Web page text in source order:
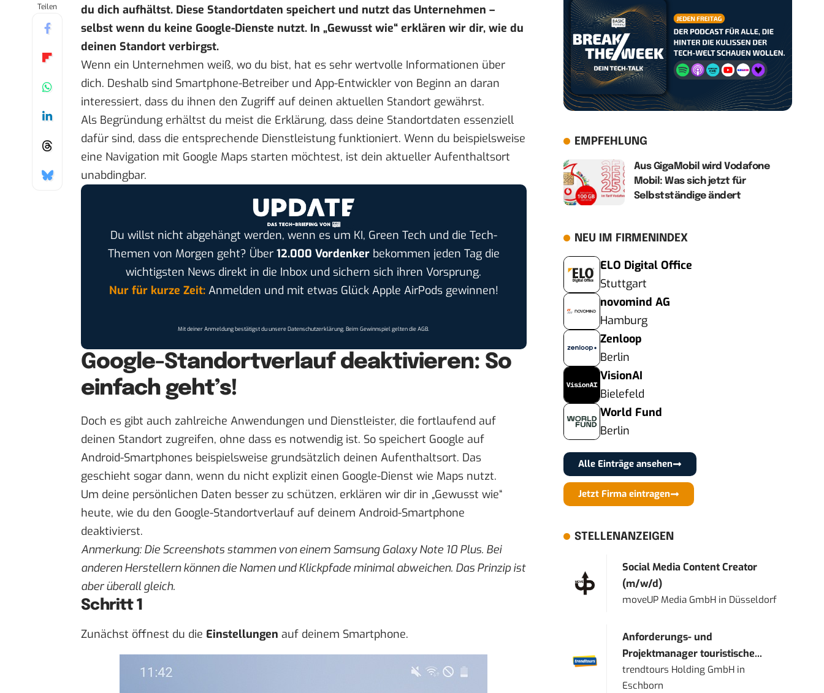
Teilen
du dich aufhältst. Diese Standortdaten speichert und nutzt das Unternehmen –
selbst wenn du keine Google-Dienste nutzt. In „Gewusst wie“ erklären wir dir, wie du
deinen Standort verbirgst.
Wenn ein Unternehmen weiß, wo du bist, hat es sehr wertvolle Informationen über
dich. Deshalb sind Smartphone-Betreiber und App-Entwickler von Beginn an daran
interessiert, dass du ihnen den Zugriff auf deinen aktuellen Standort gewährst.
Als Begründung erhältst du meist die Erklärung, dass deine Standortdaten essenziell
dafür sind, dass die entsprechende Dienstleistung funktioniert. Wenn du beispielsweise
eine Navigation mit Google Maps starten möchtest, ist dein aktueller Aufenthaltsort
unabdingbar.
Du willst nicht abgehängt werden, wenn es um KI, Green Tech und die Tech-
Themen von Morgen geht? Über 12.000 Vordenkerbekommen jeden Tag die
wichtigsten News direkt in die Inbox und sichern sich ihren Vorsprung.
Nur für kurze Zeit:Anmelden und mit etwas Glück Apple AirPods gewinnen!
Mit deiner Anmeldung bestätigst du unsereDatenschutzerklärung. Beim Gewinnspiel gelten dieAGB.
Google-Standortverlauf deaktivieren: So
einfach geht’s!
Doch es gibt auch zahlreiche Anwendungen und Dienstleister, die fortlaufend auf
deinen Standort zugreifen, ohne dass es notwendig ist. So speichert Google auf
Android-Smartphones beispielsweise grundsätzlich deinen Aufenthaltsort. Das
geschieht sogar dann, wenn du nicht explizit einen Google-Dienst wie Maps nutzt.
Um deine persönlichen Daten besser zu schützen, erklären wir dir in „Gewusst wie“
heute, wie du den Google-Standortverlauf auf deinem Android-Smartphone
deaktivierst.
Anmerkung: Die Screenshots stammen von einem Samsung Galaxy Note 10 Plus. Bei
anderen Herstellern können die Namen und Klickpfade minimal abweichen. Das Prinzip ist
aber überall gleich.
Schritt 1
Zunächst öffnest du die Einstellungen auf deinem Smartphone.
EMPFEHLUNG
Aus GigaMobil wird Vodafone
Mobil: Was sich jetzt für
Selbstständige ändert
NEU IM FIRMENINDEX
ELO Digital Office
Stuttgart
novomind AG
Hamburg
Zenloop
Berlin
VisionAI
Bielefeld
World Fund
Berlin
Alle Einträge ansehen
Jetzt Firma eintragen
STELLENANZEIGEN
Social Media Content Creator
(m/w/d)
moveUP Media GmbH in Düsseldorf
Anforderungs- und
Projektmanager touristische...
trendtours Holding GmbH in
Eschborn